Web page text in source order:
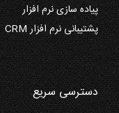
پیاده سازی نرم افزار
پشتیبانی نرم افزار CRM
دسترسی سریع